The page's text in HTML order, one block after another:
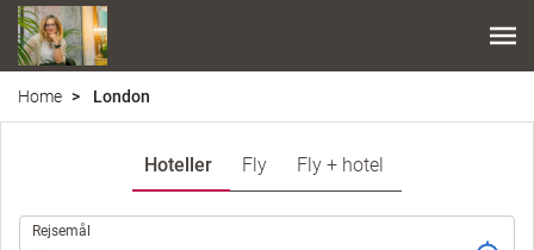
Home London
Hoteller Fly Fly + hotel
Rejsemål